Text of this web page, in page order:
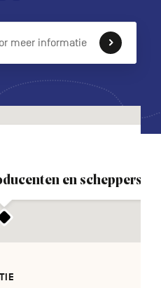
meer informatie
en scheppers